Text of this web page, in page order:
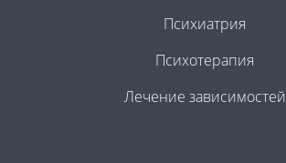
Психиатрия
Психотерапия
Лечение зависимостей